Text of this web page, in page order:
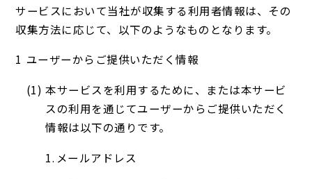
サービスにおいて当社が収集する利用者情報は、その
収集方法に応じて、以下のようなものとなります。
ユーザーからご提供いただく情報
本サービスを利用するために、または本サービ
スの利用を通じてユーザーからご提供いただく
情報は以下の通りです。
メールアドレス